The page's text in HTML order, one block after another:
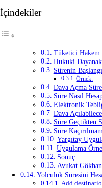
İçindekiler
Tüketici Hakem
Hukuki Dayanak
Sürenin
Örnek:
Dava Açma
Süre Nasıl
Elektronik
Dava
Süre Geçtikten
Süre
Yargıtay
Uygulama
Sonuç
Avukat
Yolculuk Süresini
Add